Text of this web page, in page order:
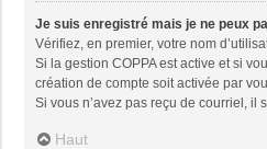
Je suis enregistré mais je ne peux
Vérifiez, en premier, votre nom
Si la gestion COPPA est active et si
création de compte soit activée par
Si vous n’avez pas reçu de courriel, il
Haut